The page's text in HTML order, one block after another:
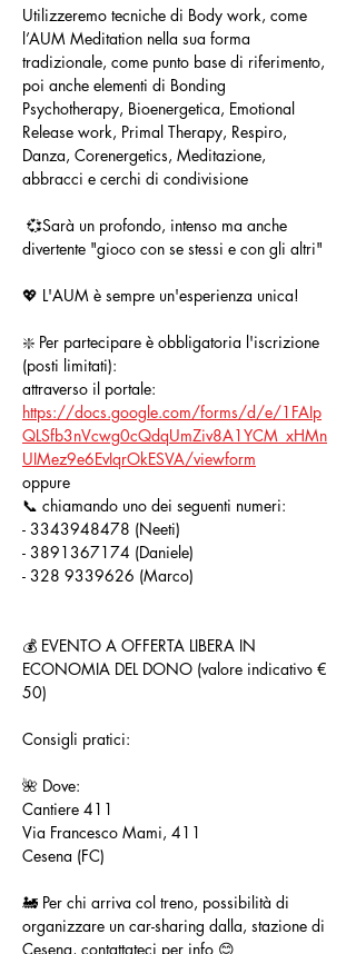
Utilizzeremo tecniche di Body work, come
l’AUM Meditation nella sua forma
tradizionale, come punto base di riferimento,
poi anche elementi di Bonding
Psychotherapy, Bioenergetica, Emotional
Release work, Primal Therapy, Respiro,
Danza, Corenergetics, Meditazione,
abbracci e cerchi di condivisione
divertente "gioco con se stessi e con gli altri"
💖 L'AUM è sempre un'esperienza unica!
❇️ Per partecipare è obbligatoria l'iscrizione
(posti limitati):
attraverso il portale:
https://docs.google.com/forms/d/e/1FAIp
QLSfb3nVcwg0cQdqUmZiv8A1YCM_xHMn
UIMez9e6EvIqrOkESVA/viewform
oppure
📞 chiamando uno dei seguenti numeri:
- 3343948478 (Neeti)
- 3891367174 (Daniele)
- 328 9339626 (Marco)
💰 EVENTO A OFFERTA LIBERA IN
ECONOMIA DEL DONO (valore indicativo €
50)
Consigli pratici:
🌺 Dove:
Cantiere 411
Via Francesco Mami, 411
Cesena (FC)
🚂 Per chi arriva col treno, possibilità di
organizzare un car-sharing dalla, stazione di
Cesena, contattateci per info 😊